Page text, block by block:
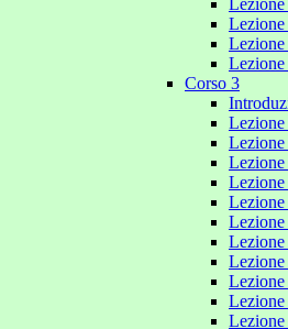
Lezione
Lezione
Lezione
Lezione
Corso 3
Lezione
Lezione
Lezione
Lezione
Lezione
Lezione
Lezione
Lezione
Lezione
Lezione
Lezione